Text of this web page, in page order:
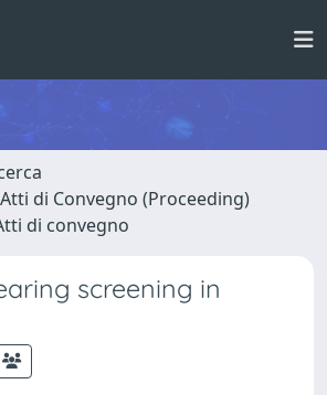
di Convegno (Proceeding)
di convegno
screening in